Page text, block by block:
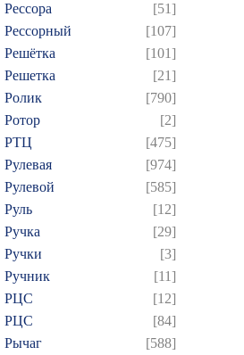
Рессора
[51]
Рессорный
[107]
Решётка
[101]
Решетка
[21]
Ролик
[790]
Ротор
[2]
РТЦ
[475]
Рулевая
[974]
Рулевой
[585]
Руль
[12]
Ручка
[29]
Ручки
[3]
Ручник
[11]
РЦC
[12]
РЦС
[84]
Рычаг
[588]